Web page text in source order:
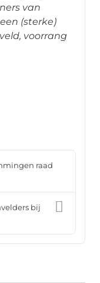
van
(sterke)
voorrang
raad
bij